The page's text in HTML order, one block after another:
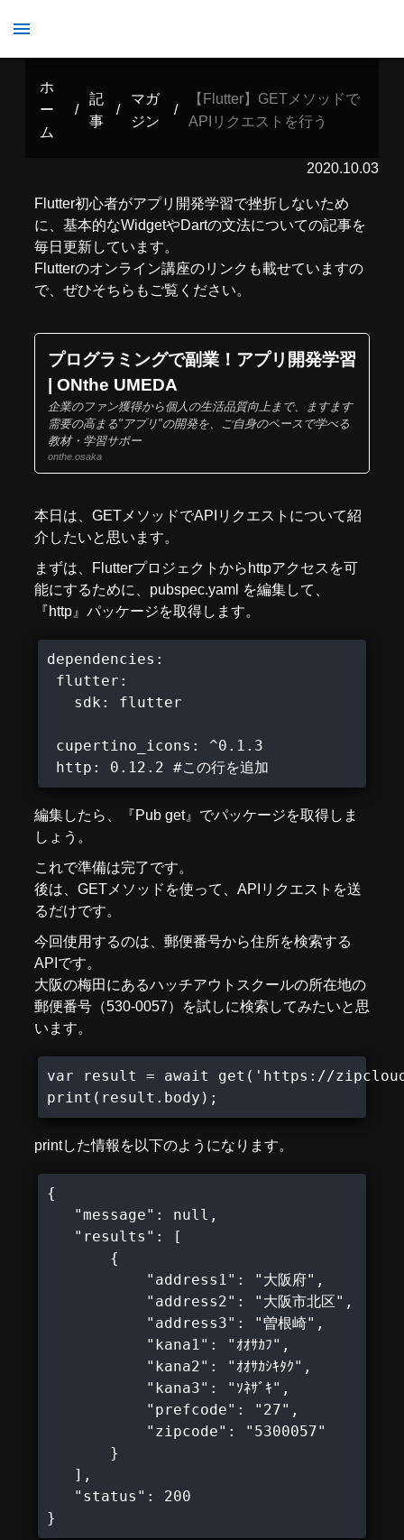
ホ
ー
ム
/
記
事
/
マガ
ジン
/
【Flutter】GETメソッドで
APIリクエストを行う
2020.10.03
Flutter初心者がアプリ開発学習で挫折しないため
に、基本的なWidgetやDartの文法についての記事を
毎日更新しています。
Flutterのオンライン講座のリンクも載せていますの
で、ぜひそちらもご覧ください。
プログラミングで副業！アプリ開発学習
| ONthe UMEDA
企業のファン獲得から個人の生活品質向上まで、ますます
需要の高まる"アプリ"の開発を、ご自身のペースで学べる
教材・学習サポー
onthe.osaka
本日は、GETメソッドでAPIリクエストについて紹
介したいと思います。
まずは、Flutterプロジェクトからhttpアクセスを可
能にするために、pubspec.yaml を編集して、
『http』パッケージを取得します。
dependencies:
flutter:
   sdk: flutter
cupertino_icons: ^0.1.3
http: 0.12.2 #この行を追加
編集したら、『Pub get』でパッケージを取得しま
しょう。
これで準備は完了です。
後は、GETメソッドを使って、APIリクエストを送
るだけです。
今回使用するのは、郵便番号から住所を検索する
APIです。
大阪の梅田にあるハッチアウトスクールの所在地の
郵便番号（530-0057）を試しに検索してみたいと思
います。
var result = await get('https://
print(result.body);
printした情報を以下のようになります。
{
   "message": null,
   "results": [
       {
           "address1": "大阪府",
           "address2": "大阪市北区",
           "address3": "曽根崎",
           "kana1": "ｵｵｻｶﾌ",
           "kana2": "ｵｵｻｶｼｷﾀｸ",
           "kana3": "ｿﾈｻﾞｷ",
           "prefcode": "27",
           "zipcode": "5300057"
       }
   ],
   "status": 200
}